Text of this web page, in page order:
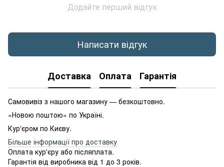
Додайте перший відгук
Написати відгук
Доставка Оплата Гарантія
Самовивіз з нашого магазину — безкоштовно.
«Новою поштою» по Україні.
Кур'єром по Києву.
Більше інформації про доставку
Оплата кур'єру або післяплата.
Гарантія від виробника від 1 до 3 років.